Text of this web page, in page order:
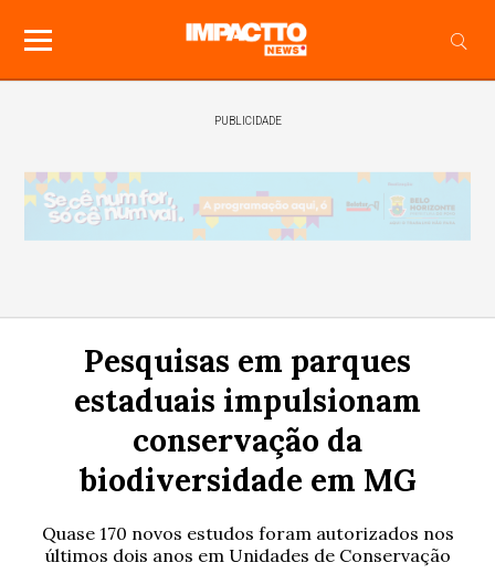
PUBLICIDADE
Pesquisas em parques
estaduais impulsionam
conservação da
biodiversidade em MG
Quase 170 novos estudos foram autorizados nos
últimos dois anos em Unidades de Conservação